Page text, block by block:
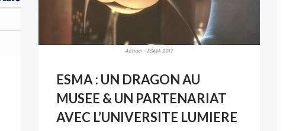
ESMA : UN DRAGON AU
MUSEE & UN PARTENARIAT
AVEC L’UNIVERSITE LUMIERE